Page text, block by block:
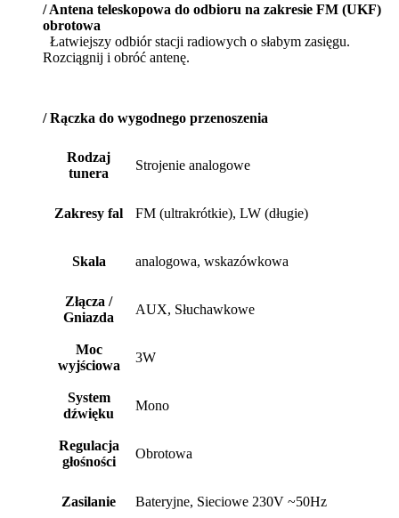
/ Antena teleskopowa do odbioru na zakresie FM (UKF)
obrotowa
Łatwiejszy odbiór stacji radiowych o słabym zasięgu.
Rozciągnij i obróć antenę.
/ Rączka do wygodnego przenoszenia
Rodzaj
tunera
Strojenie analogowe
Zakresy fal FM (ultrakrótkie), LW (długie)
Skala analogowa, wskazówkowa
Złącza /
Gniazda
AUX, Słuchawkowe
Moc
wyjściowa
3W
System
dźwięku
Mono
Regulacja
głośności
Obrotowa
Zasilanie Bateryjne, Sieciowe 230V ~50Hz